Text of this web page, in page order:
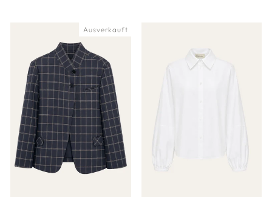
Ausverkauft